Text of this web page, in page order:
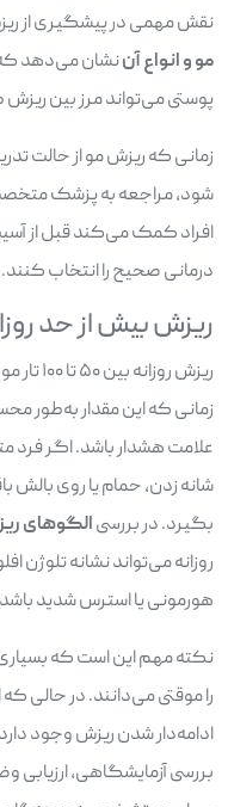
نقش مهمی در پیشگیری از
مو و انواع آننشان می‌دهد
پوستی می‌تواند مرز بین
زمانی که ریزش مو از حالت
شود، مراجعه به پزشک
افراد کمک می‌کند قبل از
درمانی صحیح را انتخاب کنند.
ریزش بیش از حد
ریزش
زمانی که این مقدار به‌طور
علامت هشدار باشد. اگر فرد
شانه زدن، حمام یا روی بالش
بگیرد. در بررسیالگوهای
روزانه می‌تواند نشانه تلوژن
هورمونی یا استرس شدید
نکته مهم این است که بسیاری
را موقتی می‌دانند. در حالی
ادامه‌دار شدن ریزش وجود
بررسی آزمایشگاهی،